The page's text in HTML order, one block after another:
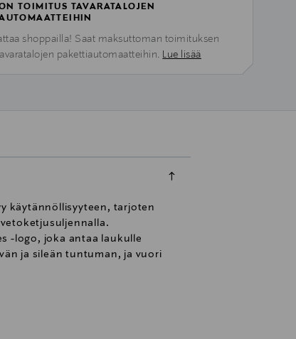
TOIMITUS TAVARATALOJEN
shoppailla! Saat maksuttoman toimituksen
pakettiautomaatteihin. Lue lisää
käytännöllisyyteen, tarjoten
-logo, joka antaa laukulle
ja sileän tuntuman, ja vuori